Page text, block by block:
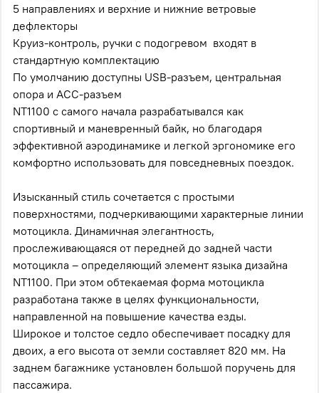
5 направлениях и верхние и нижние ветровые
дефлекторы
Круиз-контроль, ручки с подогревом входят в
стандартную комплектацию
По умолчанию доступны USB-разъем, центральная
опора и ACC-разъем
NT1100 с самого начала разрабатывался как
спортивный и маневренный байк, но благодаря
эффективной аэродинамике и легкой эргономике его
комфортно использовать для повседневных поездок.
Изысканный стиль сочетается с простыми
поверхностями, подчеркивающими характерные линии
мотоцикла. Динамичная элегантность,
прослеживающаяся от передней до задней части
мотоцикла – определяющий элемент языка дизайна
NT1100. При этом обтекаемая форма мотоцикла
разработана также в целях функциональности,
направленной на повышение качества езды.
Широкое и толстое седло обеспечивает посадку для
двоих, а его высота от земли составляет 820 мм. На
заднем багажнике установлен большой поручень для
пассажира.